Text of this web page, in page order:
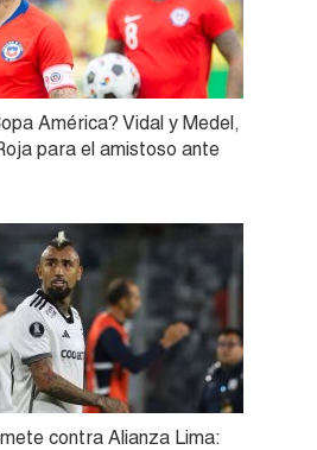
América? Vidal y Medel,
para el amistoso ante
contra Alianza Lima: